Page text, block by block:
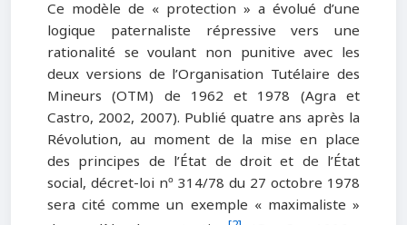
Ce modèle de « protection » a évolué d’une
logique paternaliste répressive vers une
rationalité se voulant non punitive avec les
deux versions de l’Organisation Tutélaire des
Mineurs (OTM) de 1962 et 1978 (Agra et
Castro, 2002, 2007). Publié quatre ans après la
Révolution, au moment de la mise en place
des principes de l’État de droit et de l’État
social, décret-loi nº 314/78 du 27 octobre 1978
sera cité comme un exemple « maximaliste »